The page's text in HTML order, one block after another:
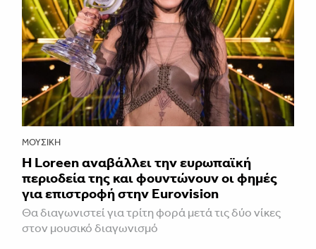
ΜΟΥΣΙΚΉ
Η Loreen αναβάλλει την ευρωπαϊκή
περιοδεία της και φουντώνουν οι φημές
για επιστροφή στην Eurovision
Θα διαγωνιστεί για τρίτη φορά μετά τις δύο νίκες
στον μουσικό διαγωνισμό